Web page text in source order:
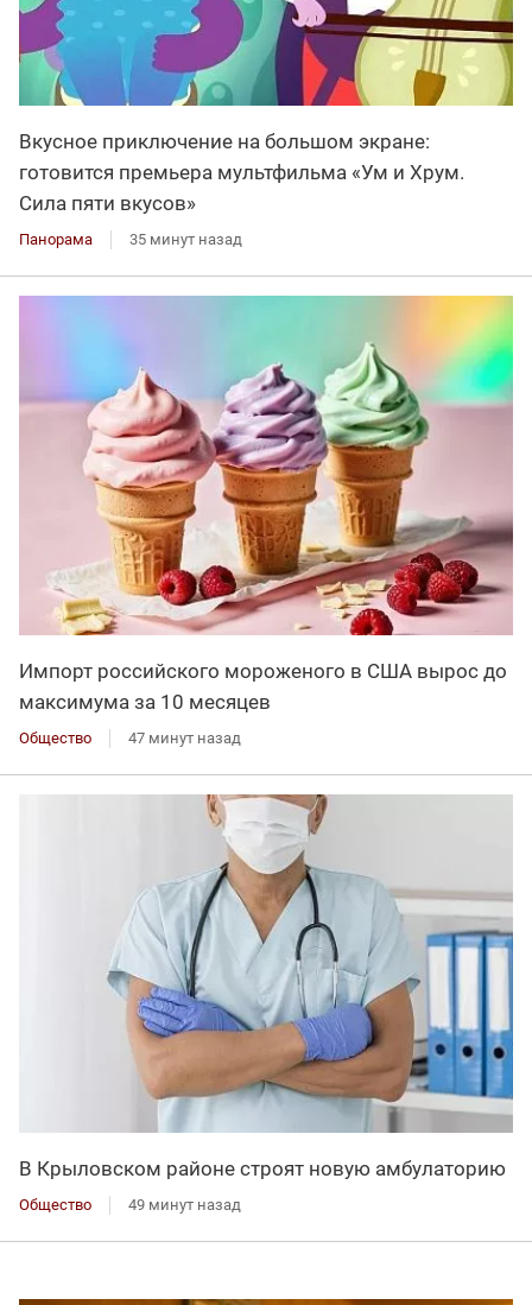
Вкусное приключение на большом экране:
готовится премьера мультфильма «Ум и Хрум.
Сила пяти вкусов»
Панорама 35 минут назад
Импорт российского мороженого в США вырос до
максимума за 10 месяцев
Общество 47 минут назад
В Крыловском районе строят новую амбулаторию
Общество 49 минут назад